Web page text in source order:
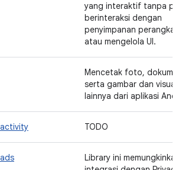
yang interaktif tanpa
berinteraksi dengan
penyimpanan perangkat
atau mengelola UI.
Mencetak foto,
serta gambar dan visual
lainnya dari aplikasi
TODO
Library ini memungkinkan